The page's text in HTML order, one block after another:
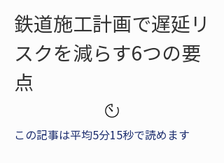
鉄道施工計画で遅延リ
スクを減らす6つの要
点
この記事は平均5分15秒で読めます